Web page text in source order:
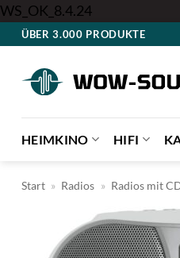
WS_OK_8.4.24Zum
Inhalt
ÜBER 3.000 PRODUKTE
HEIMKINO HIFI
Start » Radios » Radios mit